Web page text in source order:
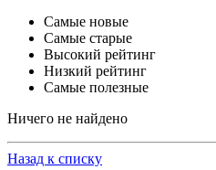
Самые новые
Самые старые
Высокий рейтинг
Низкий рейтинг
Самые полезные
Ничего не найдено
Назад к списку